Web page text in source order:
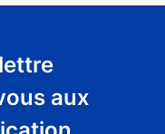
aux